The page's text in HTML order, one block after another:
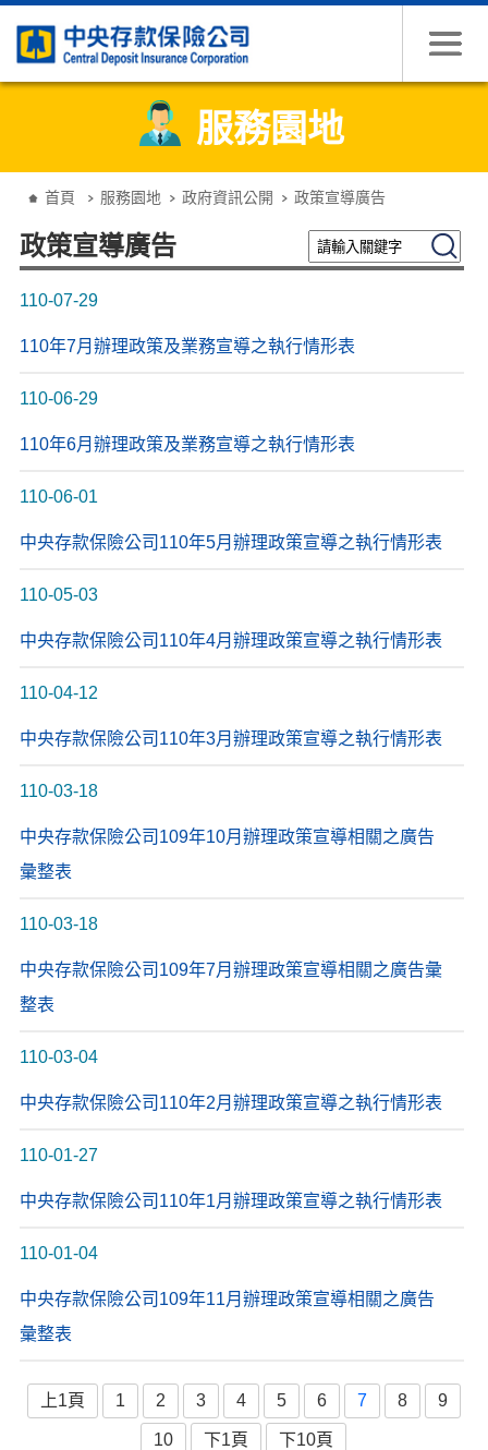
服務園地
首頁 服務園地 政府資訊公開 政策宣導廣告
政策宣導廣告 請輸入關鍵字 搜尋
110-07-29
110年7月辦理政策及業務宣導之執行情形表
110-06-29
110年6月辦理政策及業務宣導之執行情形表
110-06-01
中央存款保險公司110年5月辦理政策宣導之執行情形表
110-05-03
中央存款保險公司110年4月辦理政策宣導之執行情形表
110-04-12
中央存款保險公司110年3月辦理政策宣導之執行情形表
110-03-18
中央存款保險公司109年10月辦理政策宣導相關之廣告
彙整表
110-03-18
中央存款保險公司109年7月辦理政策宣導相關之廣告彙
整表
110-03-04
中央存款保險公司110年2月辦理政策宣導之執行情形表
110-01-27
中央存款保險公司110年1月辦理政策宣導之執行情形表
110-01-04
中央存款保險公司109年11月辦理政策宣導相關之廣告
彙整表
上1頁 1 2 3 4 5 6 7 8 9
10 下1頁 下10頁